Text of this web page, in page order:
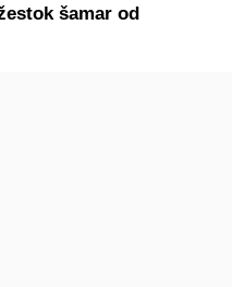
šamar od